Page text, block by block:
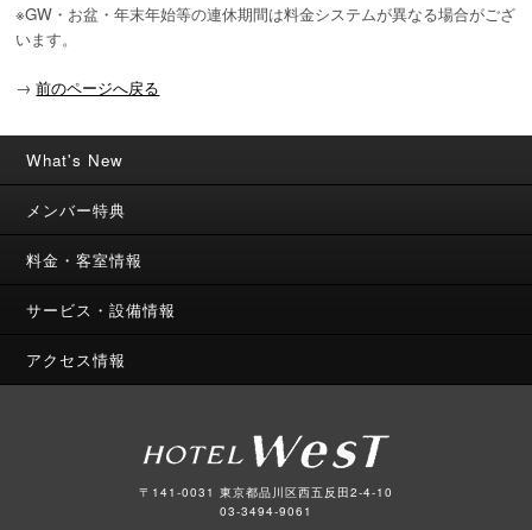
※GW・お盆・年末年始等の連休期間は料金システムが異なる場合がござ
います。
→ 前のページへ戻る
What's New
メンバー特典
料金・客室情報
サービス・設備情報
アクセス情報
〒141-0031 東京都品川区西五反田2-4-10
03-3494-9061